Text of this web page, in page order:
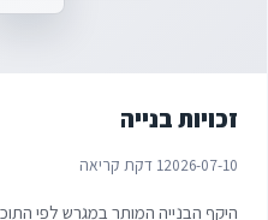
זכויות בנייה
2026-07-101 דקת קריאה
היקף הבנייה המותר במגרש לפי